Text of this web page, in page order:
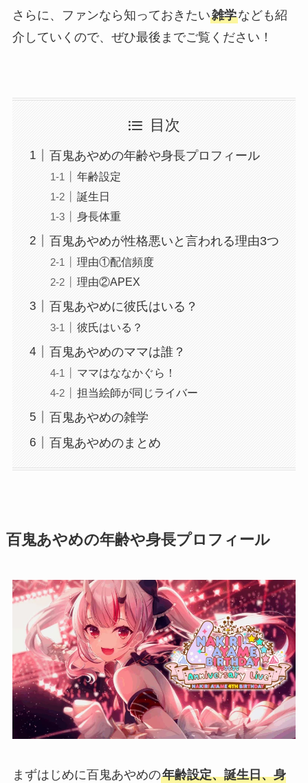
さらに、ファンなら知っておきたい雑学なども紹
介していくので、ぜひ最後までご覧ください！
目次
百鬼あやめの年齢や身長プロフィール
年齢設定
誕生日
身長体重
百鬼あやめが性格悪いと言われる理由3つ
理由①配信頻度
理由②APEX
百鬼あやめに彼氏はいる？
彼氏はいる？
百鬼あやめのママは誰？
ママはななかぐら！
担当絵師が同じライバー
百鬼あやめの雑学
百鬼あやめのまとめ
百鬼あやめの年齢や身長プロフィール
まずはじめに百鬼あやめの年齢設定、誕生日、身